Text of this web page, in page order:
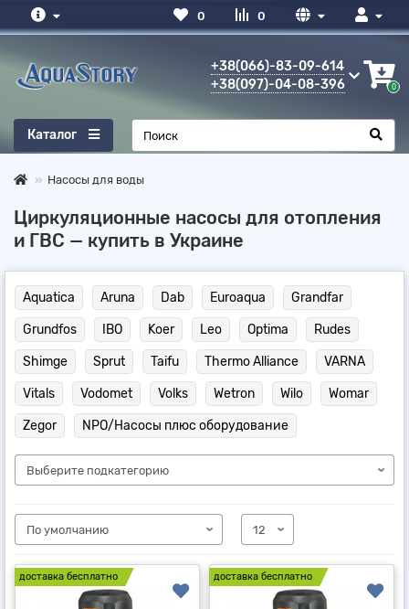
0
0
+38(066)-83-09-614
+38(097)-04-08-396
0
Каталог
Насосы для воды
Циркуляционные насосы для отопления
и ГВС — купить в Украине
Aquatica Aruna Dab Euroaqua Grandfar
Grundfos IBO Koer Leo Optima Rudes
Shimge Sprut Taifu Thermo Alliance VARNA
Vitals Vodomet Volks Wetron Wilo Womar
Zegor NPO/Насосы плюс оборудование
доставка бесплатно доставка бесплатно